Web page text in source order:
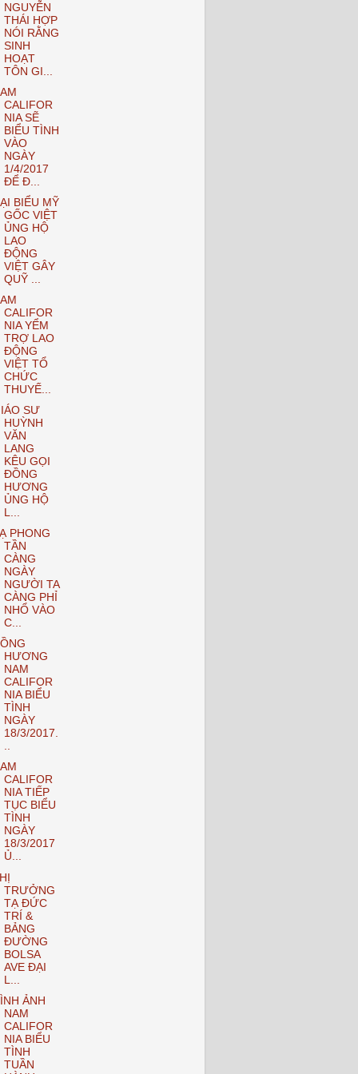
NGUYỄN
THÁI HỢP
NÓI RẰNG
SINH
HOẠT
TÔN GI...
CALIFOR
NIA SẼ
BIỂU TÌNH
VÀO
NGÀY
1/4/2017
ĐỂ Đ...
BIỂU MỸ
GỐC VIỆT
ỦNG HỘ
LAO
ĐỘNG
VIỆT GÂY
QUỸ ...
CALIFOR
NIA YỂM
TRỢ LAO
ĐỘNG
VIỆT TỔ
CHỨC
THUYẾ...
SƯ
HUỲNH
VĂN
LANG
KÊU GỌI
ĐỒNG
HƯƠNG
ỦNG HỘ
L...
PHONG
TẦN
CÀNG
NGÀY
NGƯỜI TA
CÀNG PHỈ
NHỔ VÀO
C...
HƯƠNG
NAM
CALIFOR
NIA BIỂU
TÌNH
NGÀY
18/3/2017.
..
CALIFOR
NIA TIẾP
TỤC BIỂU
TÌNH
NGÀY
18/3/2017
Ủ...
TRƯỞNG
TẠ ĐỨC
TRÍ &
BẢNG
ĐƯỜNG
BOLSA
AVE ĐẠI
L...
ẢNH
NAM
CALIFOR
NIA BIỂU
TÌNH
TUẦN